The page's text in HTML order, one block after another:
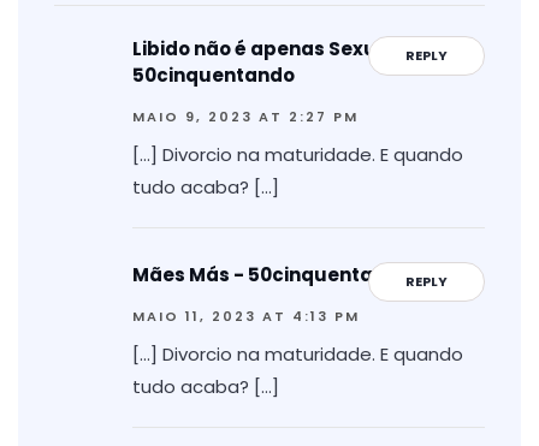
REPLY
Libido não é apenas Sexual -
50cinquentando
MAIO 9, 2023 AT 2:27 PM
[…] Divorcio na maturidade. E quando
tudo acaba? […]
REPLY
Mães Más - 50cinquentando
MAIO 11, 2023 AT 4:13 PM
[…] Divorcio na maturidade. E quando
tudo acaba? […]